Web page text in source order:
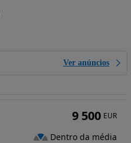
Ver anúncios
9 500 EUR
Dentro da média